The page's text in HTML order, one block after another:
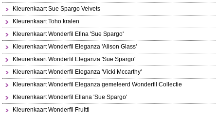
Kleurenkaart Sue Spargo Velvets
Kleurenkaart Toho kralen
Kleurenkaart Wonderfil Efina 'Sue Spargo'
Kleurenkaart Wonderfil Eleganza 'Alison Glass'
Kleurenkaart Wonderfil Eleganza 'Sue Spargo'
Kleurenkaart Wonderfil Eleganza 'Vicki Mccarthy'
Kleurenkaart Wonderfil Eleganza gemeleerd Wonderfil Collectie
Kleurenkaart Wonderfil Ellana 'Sue Spargo'
Kleurenkaart Wonderfil Fruitti